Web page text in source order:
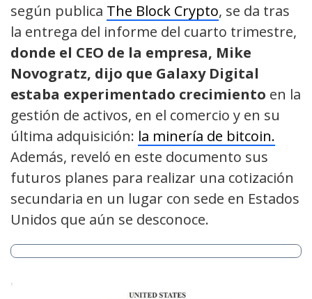
según publica The Block Crypto, se da tras
la entrega del informe del cuarto trimestre,
donde el CEO de la empresa, Mike
Novogratz, dijo que Galaxy Digital
estaba experimentado crecimiento en la
gestión de activos, en el comercio y en su
última adquisición: la minería de bitcoin.
Además, reveló en este documento sus
futuros planes para realizar una cotización
secundaria en un lugar con sede en Estados
Unidos que aún se desconoce.